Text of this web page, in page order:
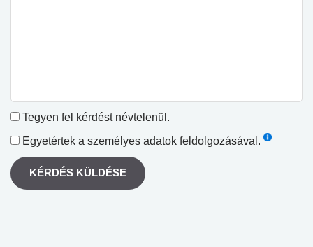
Tegyen fel kérdést névtelenül.
Egyetértek a személyes adatok feldolgozásával .
KÉRDÉS KÜLDÉSE